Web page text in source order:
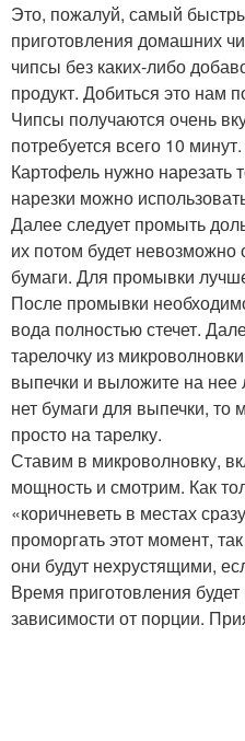
Это, пожалуй, самый
приготовления домашних
чипсы без каких-либо
продукт. Добиться это нам
Чипсы получаются очень
потребуется всего 10 минут.
Картофель нужно нарезать
нарезки можно
Далее следует промыть
их потом будет невозможно
бумаги. Для промывки
После промывки
вода полностью стечет.
тарелочку из
выпечки и выложите на нее
нет бумаги для выпечки,
просто на тарелку.
Ставим в микроволновку,
мощность и смотрим. Как
«коричневеть в местах
проморгать этот момент,
они будут нехрустящими,
Время приготовления
зависимости от порции.